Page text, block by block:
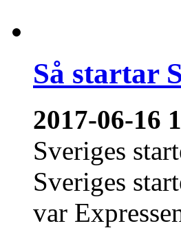
Så startar
2017-06-16
Sveriges
Sveriges
var